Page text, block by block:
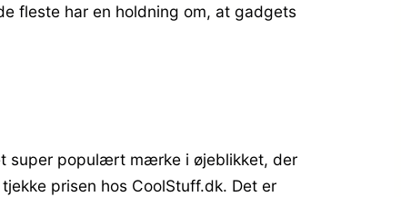
fleste har en holdning om, at gadgets
super populært mærke i øjeblikket, der
prisen hos CoolStuff.dk. Det er